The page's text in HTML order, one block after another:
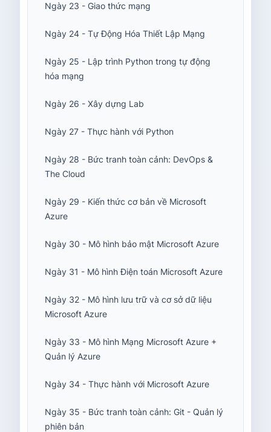
Ngày 23 - Giao thức mạng
Ngày 24 - Tự Động Hóa Thiết Lập Mạng
Ngày 25 - Lập trình Python trong tự động
hóa mạng
Ngày 26 - Xây dựng Lab
Ngày 27 - Thực hành với Python
Ngày 28 - Bức tranh toàn cảnh: DevOps &
The Cloud
Ngày 29 - Kiến thức cơ bản về Microsoft
Azure
Ngày 30 - Mô hình bảo mật Microsoft Azure
Ngày 31 - Mô hình Điện toán Microsoft Azure
Ngày 32 - Mô hình lưu trữ và cơ sở dữ liệu
Microsoft Azure
Ngày 33 - Mô hình Mạng Microsoft Azure +
Quản lý Azure
Ngày 34 - Thực hành với Microsoft Azure
Ngày 35 - Bức tranh toàn cảnh: Git - Quản lý
phiên bản